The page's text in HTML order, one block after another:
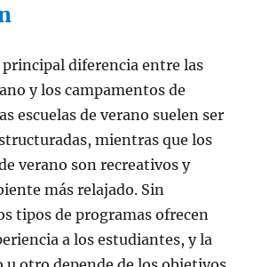
principal diferencia entre las
y los campamentos de
escuelas de verano suelen ser
mientras que los
verano son recreativos y
más relajado. Sin
tipos de programas ofrecen
a los estudiantes, y la